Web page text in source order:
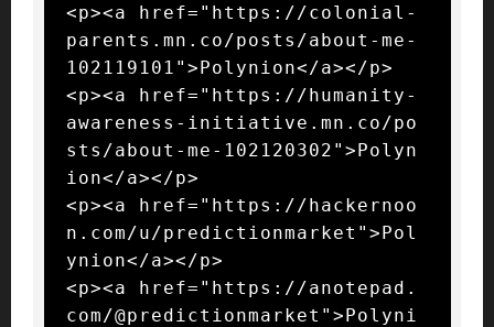
<p><a href="https://colonial-
parents.mn.co/posts/about-me-
102119101">Polynion</a></p>
<p><a href="https://humanity-
awareness-initiative.mn.co/po
sts/about-me-102120302">Polyn
ion</a></p>
<p><a href="https://hackernoo
n.com/u/predictionmarket">Pol
ynion</a></p>
<p><a href="https://anotepad.
com/@predictionmarket">Polyni